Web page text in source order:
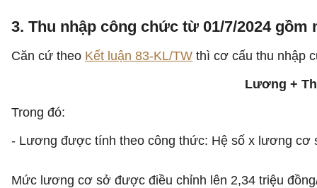
3. Thu nhập công chức từ 01/7/2024 gồm
Căn cứ theo Kết luận 83-KL/TW thì cơ cấu thu nhập
Lương +
Trong đó:
- Lương được tính theo công thức: Hệ số x lương cơ
Mức lương cơ sở được điều chỉnh lên 2,34 triệu